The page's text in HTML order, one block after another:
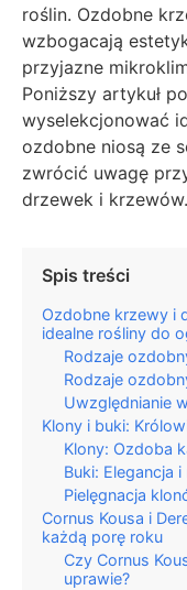
roślin. Ozdobne
wzbogacają
przyjazne
Poniższy artykuł
wyselekcjonować
ozdobne niosą ze
zwrócić uwagę
drzewek i krzewów.
Spis treści
Ozdobne krzewy i
idealne rośliny do
Rodzaje
Rodzaje
Uwzględnianie
Klony i buki:
Klony: Ozdoba
Buki: Elegancja
Pielęgnacja
Cornus Kousa i
każdą porę roku
Czy Cornus
uprawie?